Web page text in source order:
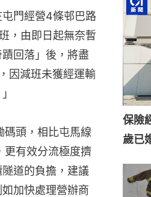
門經營4條邨巴路
，由即日起無奈暫
回落」後，將盡
因減班未獲經運輸
碼頭，相比屯馬線
更有效分流極度擠
道的負擔，建議
加快處理營辦商
保險
歲已